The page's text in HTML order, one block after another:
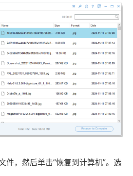
件，然后单击“恢复到计算机”。选